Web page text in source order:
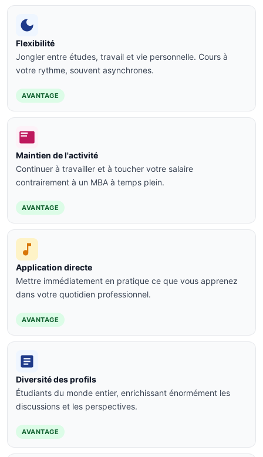
Flexibilité
Jongler entre études, travail et vie personnelle. Cours à
votre rythme, souvent asynchrones.
AVANTAGE
Maintien de l'activité
Continuer à travailler et à toucher votre salaire
contrairement à un MBA à temps plein.
AVANTAGE
Application directe
Mettre immédiatement en pratique ce que vous apprenez
dans votre quotidien professionnel.
AVANTAGE
Diversité des profils
Étudiants du monde entier, enrichissant énormément les
discussions et les perspectives.
AVANTAGE